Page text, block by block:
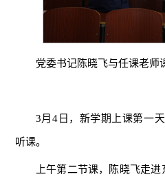
党委书记陈晓飞与任课老师
3月4日，新学期上课第一
听课。
上午第二节课，陈晓飞走